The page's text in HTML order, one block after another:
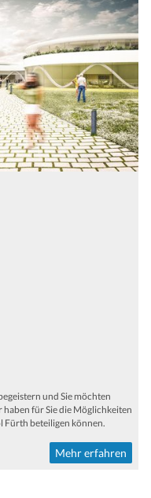
und Sie möchten
für Sie die Möglichkeiten
Fürth beteiligen können.
Mehr erfahren